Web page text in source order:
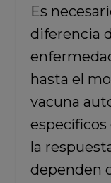
Es
diferencia
hasta el
vacuna
específicos
la
dependen